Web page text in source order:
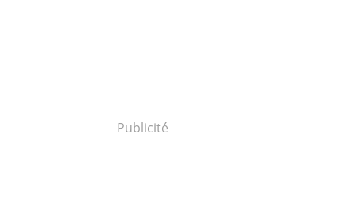
Publicité